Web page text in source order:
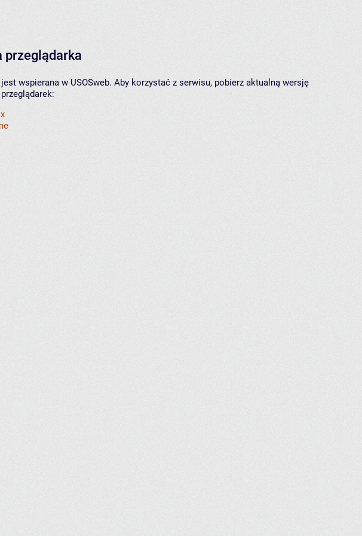
przeglądarka
wspierana w USOSweb. Aby korzystać z serwisu, pobierz aktualną wersję